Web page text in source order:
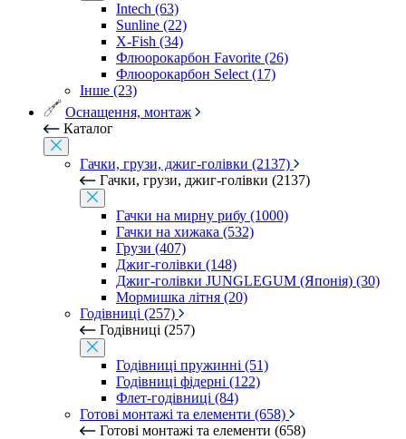
Intech (63)
Sunline (22)
X-Fish (34)
Флюорокарбон Favorite (26)
Флюорокарбон Select (17)
Інше (23)
Оснащення, монтаж
Каталог
Гачки, грузи, джиг-голівки (2137)
Гачки, грузи, джиг-голівки (2137)
Гачки на мирну рибу (1000)
Гачки на хижака (532)
Грузи (407)
Джиг-голівки (148)
Джиг-голівки JUNGLEGUM (Японія) (30)
Мормишка літня (20)
Годівниці (257)
Годівниці (257)
Годівниці пружинні (51)
Годівниці фідерні (122)
Флет-годівниці (84)
Готові монтажі та елементи (658)
Готові монтажі та елементи (658)